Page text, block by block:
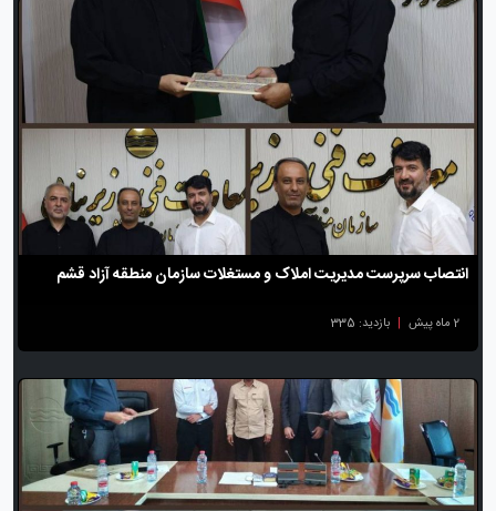
انتصاب سرپرست مدیریت املاک و مستغلات سازمان منطقه آزاد قشم
2 ماه پیش | بازدید: 335